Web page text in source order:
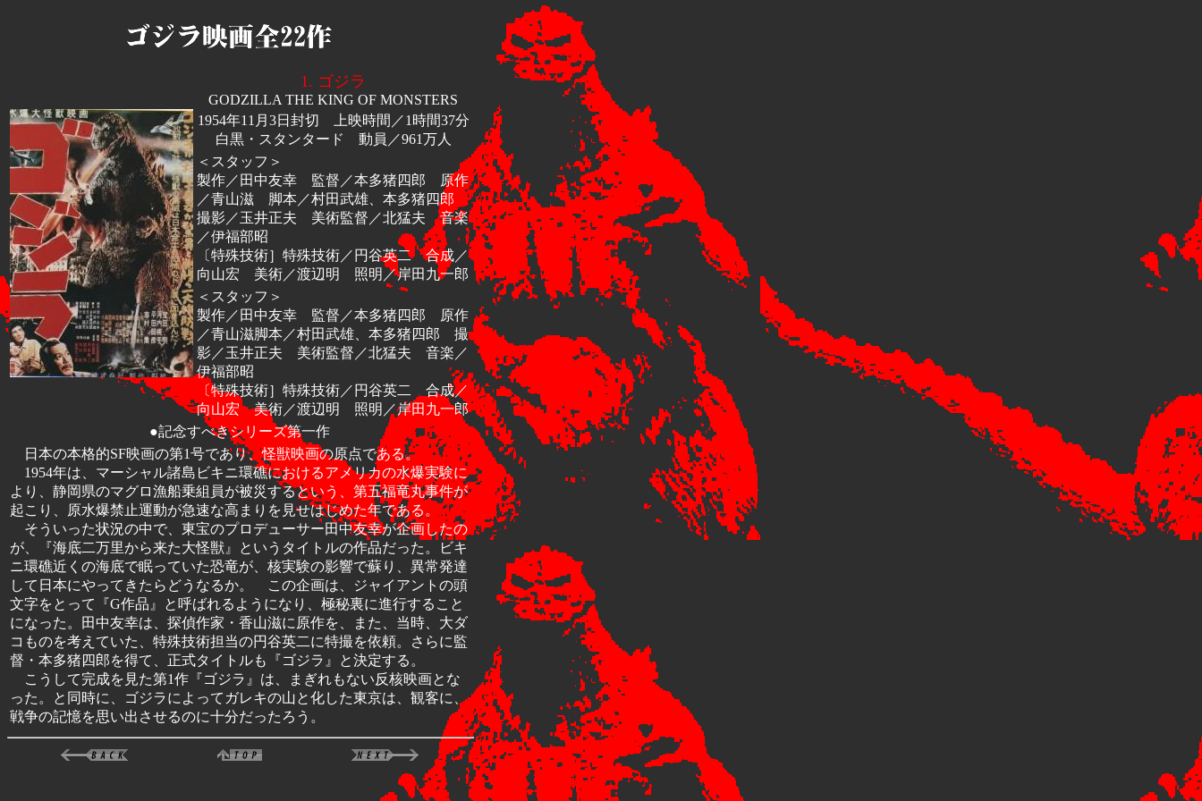
1. ゴジラ
GODZILLA THE KING OF MONSTERS
1954年11月3日封切 上映時間／1時間37分
白黒・スタンタード 動員／961万人
＜スタッフ＞
製作／田中友幸 監督／本多猪四郎 原作
／青山滋 脚本／村田武雄、本多猪四郎
撮影／玉井正夫 美術監督／北猛夫 音楽
／伊福部昭
〔特殊技術］特殊技術／円谷英二 合成／
向山宏 美術／渡辺明 照明／岸田九一郎
＜スタッフ＞
製作／田中友幸 監督／本多猪四郎 原作
／青山滋脚本／村田武雄、本多猪四郎 撮
影／玉井正夫 美術監督／北猛夫 音楽／
伊福部昭
〔特殊技術］特殊技術／円谷英二 合成／
向山宏 美術／渡辺明 照明／岸田九一郎
●記念すべきシリーズ第一作
日本の本格的SF映画の第1号であり、怪獣映画の原点である。
1954年は、マーシャル諸島ビキニ環礁におけるアメリカの水爆実験に
より、静岡県のマグロ漁船乗組員が被災するという、第五福竜丸事件が
起こり、原水爆禁止運動が急速な高まりを見せはじめた年である。
そういった状況の中で、東宝のプロデューサー田中友幸が企画したの
が、『海底二万里から来た大怪獣』というタイトルの作品だった。ビキ
ニ環礁近くの海底で眠っていた恐竜が、核実験の影響で蘇り、異常発達
して日本にやってきたらどうなるか。 この企画は、ジャイアントの頭
文字をとって『G作品』と呼ばれるようになり、極秘裏に進行すること
になった。田中友幸は、探偵作家・香山滋に原作を、また、当時、大ダ
コものを考えていた、特殊技術担当の円谷英二に特撮を依頼。さらに監
督・本多猪四郎を得て、正式タイトルも『ゴジラ』と決定する。
こうして完成を見た第1作『ゴジラ』は、まぎれもない反核映画とな
った。と同時に、ゴジラによってガレキの山と化した東京は、観客に、
戦争の記憶を思い出させるのに十分だったろう。